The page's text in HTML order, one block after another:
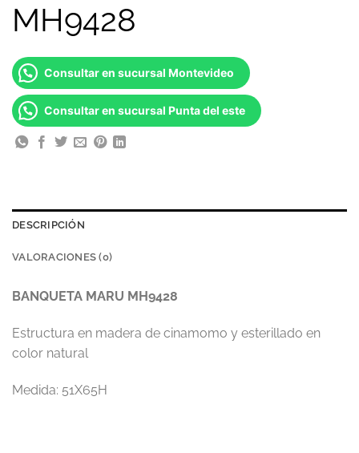
MH9428
Consultar en sucursal Montevideo
Consultar en sucursal Punta del este
DESCRIPCIÓN
VALORACIONES (0)
BANQUETA MARU MH9428
Estructura en madera de cinamomo y esterillado en
color natural
Medida: 51X65H